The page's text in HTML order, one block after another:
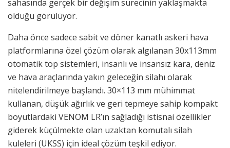
sahasında gerçek bir değişim sürecinin yaklaşmakta
olduğu görülüyor.
Daha önce sadece sabit ve döner kanatlı askeri hava
platformlarına özel çözüm olarak algılanan 30x113mm
otomatik top sistemleri, insanlı ve insansız kara, deniz
ve hava araçlarında yakın geleceğin silahı olarak
nitelendirilmeye başlandı. 30×113 mm mühimmat
kullanan, düşük ağırlık ve geri tepmeye sahip kompakt
boyutlardaki VENOM LR’ın sağladığı istisnai özellikler
giderek küçülmekte olan uzaktan komutalı silah
kuleleri (UKSS) için ideal çözüm teşkil ediyor.